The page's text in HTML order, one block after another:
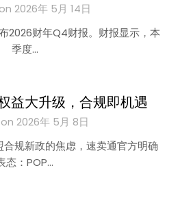
2026年 5月 14日
2026财年Q4财报。财报显示，本
季度…
益大升级，合规即机遇
2026年 5月 8日
规新政的焦虑，速卖通官方明确
态：POP…